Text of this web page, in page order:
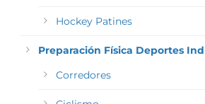
Hockey Patines
Preparación Física Deportes
Corredores